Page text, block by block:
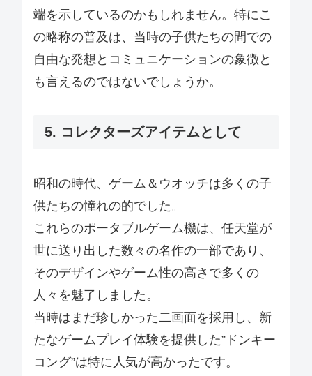
端を示しているのかもしれません。特にこ
の略称の普及は、当時の子供たちの間での
自由な発想とコミュニケーションの象徴と
も言えるのではないでしょうか。
5. コレクターズアイテムとして
昭和の時代、ゲーム＆ウオッチは多くの子
供たちの憧れの的でした。
これらのポータブルゲーム機は、任天堂が
世に送り出した数々の名作の一部であり、
そのデザインやゲーム性の高さで多くの
人々を魅了しました。
当時はまだ珍しかった二画面を採用し、新
たなゲームプレイ体験を提供した”ドンキー
コング”は特に人気が高かったです。